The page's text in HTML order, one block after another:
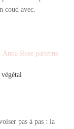
coud avec.
pas à pas : la